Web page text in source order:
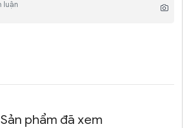
Sản phẩm đã xem